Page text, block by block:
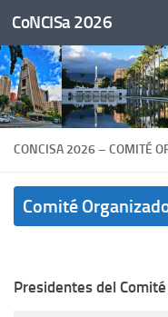
Skip to content
CoNCISa 2026
CONCISA 2026 – COMITÉ
Comité
Presidentes del